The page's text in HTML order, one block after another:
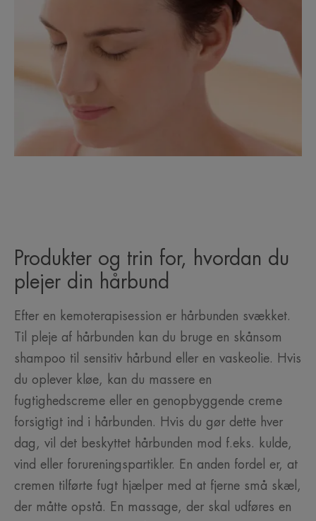
Produkter og trin for, hvordan du
plejer din hårbund
Efter en kemoterapisession er hårbunden svækket.
Til pleje af hårbunden kan du bruge en skånsom
shampoo til sensitiv hårbund eller en vaskeolie. Hvis
du oplever kløe, kan du massere en
fugtighedscreme eller en genopbyggende creme
forsigtigt ind i hårbunden. Hvis du gør dette hver
dag, vil det beskyttet hårbunden mod f.eks. kulde,
vind eller forureningspartikler. En anden fordel er, at
cremen tilførte fugt hjælper med at fjerne små skæl,
der måtte opstå. En massage, der skal udføres en